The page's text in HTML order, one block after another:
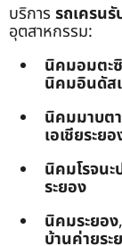
บริการ รถเครนรั
อุตสาหกรรม:
นิคมอมตะ
นิคมอินดัส
นิคมมาบต
เอเชียระยอ
นิคมโรจน
ระยอง
นิคมระยอง,
บ้านค่ายระ